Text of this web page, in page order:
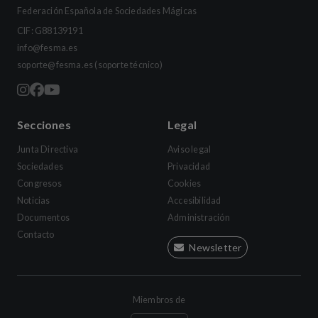
Federación Española de Sociedades Mágicas
CIF: G88139191
info@fesma.es
soporte@fesma.es (soporte técnico)
Secciones
Junta Directiva
Sociedades
Congresos
Noticias
Documentos
Contacto
Legal
Aviso legal
Privacidad
Cookies
Accesibilidad
Administración
Newsletter
Miembros de